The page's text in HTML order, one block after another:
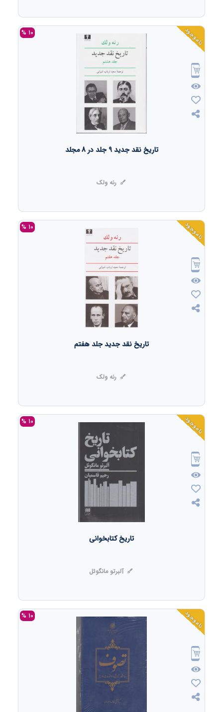
ناموجود 10 %
تاریخ نقد جدید 9 جلد در 8 مجلد
رنه ولک
ناموجود 10 %
تاریخ نقد جدید جلد هفتم
رنه ولک
ناموجود 10 %
تاریخ کتابخوانی
آلبرتو مانگوئل
ناموجود 10 %